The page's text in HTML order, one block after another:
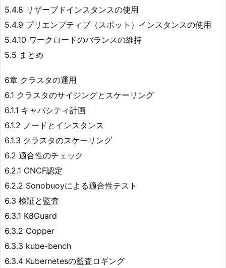
5.4.8 リザーブドインスタンスの使用
5.4.9 プリエンプティブ（スポット）インスタンスの使用
5.4.10 ワークロードのバランスの維持
5.5 まとめ
6章 クラスタの運用
6.1 クラスタのサイジングとスケーリング
6.1.1 キャパシティ計画
6.1.2 ノードとインスタンス
6.1.3 クラスタのスケーリング
6.2 適合性のチェック
6.2.1 CNCF認定
6.2.2 Sonobuoyによる適合性テスト
6.3 検証と監査
6.3.1 K8Guard
6.3.2 Copper
6.3.3 kube-bench
6.3.4 Kubernetesの監査ロギング